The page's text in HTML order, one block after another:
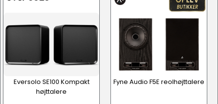
Eversolo SE100 Kompakt
højttalere
Fyne Audio F5E reolhøjttalere